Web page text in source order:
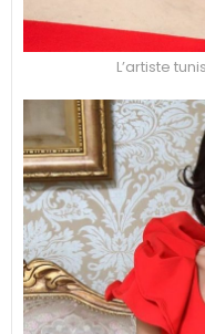
L’artiste